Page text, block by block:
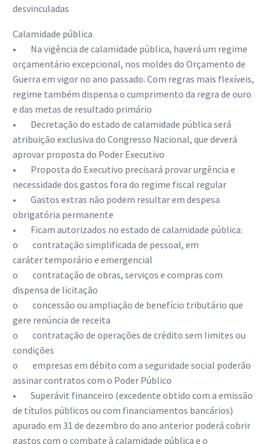
desvinculadas
Calamidade pública
• Na vigência de calamidade pública, haverá um regime
orçamentário excepcional, nos moldes do Orçamento de
Guerra em vigor no ano passado. Com regras mais flexíveis,
regime também dispensa o cumprimento da regra de ouro
e das metas de resultado primário
• Decretação do estado de calamidade pública será
atribuição exclusiva do Congresso Nacional, que deverá
aprovar proposta do Poder Executivo
• Proposta do Executivo precisará provar urgência e
necessidade dos gastos fora do regime fiscal regular
• Gastos extras não podem resultar em despesa
obrigatória permanente
• Ficam autorizados no estado de calamidade pública:
o contratação simplificada de pessoal, em
caráter temporário e emergencial
o contratação de obras, serviços e compras com
dispensa de licitação
o concessão ou ampliação de benefício tributário que
gere renúncia de receita
o contratação de operações de crédito sem limites ou
condições
o empresas em débito com a seguridade social poderão
assinar contratos com o Poder Público
• Superávit financeiro (excedente obtido com a emissão
de títulos públicos ou com financiamentos bancários)
apurado em 31 de dezembro do ano anterior poderá cobrir
gastos com o combate à calamidade pública e o